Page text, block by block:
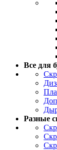
Все для
Разные